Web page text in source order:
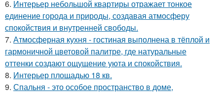
6. Интерьер небольшой квартиры отражает тонкое
единение города и природы, создавая атмосферу
спокойствия и внутренней свободы.
7. Атмосферная кухня - гостиная выполнена в тёплой и
гармоничной цветовой палитре, где натуральные
оттенки создают ощущение уюта и спокойствия.
8. Интерьер площадью 18 кв.
9. Спальня - это особое пространство в доме,